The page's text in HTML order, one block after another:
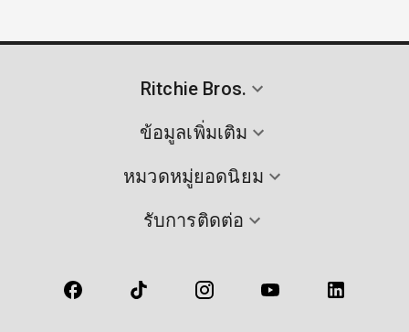
Ritchie Bros.
ข้อมูลเพิ่มเติม
หมวดหมู่ยอดนิยม
รับการติดต่อ